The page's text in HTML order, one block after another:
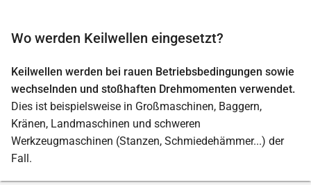
Wo werden Keilwellen eingesetzt?
Keilwellen werden bei rauen Betriebsbedingungen sowie
wechselnden und stoßhaften Drehmomenten verwendet.
Dies ist beispielsweise in Großmaschinen, Baggern,
Kränen, Landmaschinen und schweren
Werkzeugmaschinen (Stanzen, Schmiedehämmer...) der
Fall.